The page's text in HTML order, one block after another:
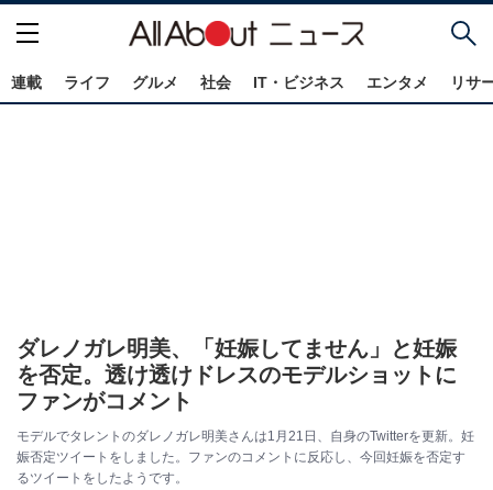
連載 ライフ グルメ 社会 IT・ビジネス エンタメ リサ
ダレノガレ明美、「妊娠してません」と妊娠
を否定。透け透けドレスのモデルショットに
ファンがコメント
モデルでタレントのダレノガレ明美さんは1月21日、自身のTwitterを更新。妊
娠否定ツイートをしました。ファンのコメントに反応し、今回妊娠を否定す
るツイートをしたようです。